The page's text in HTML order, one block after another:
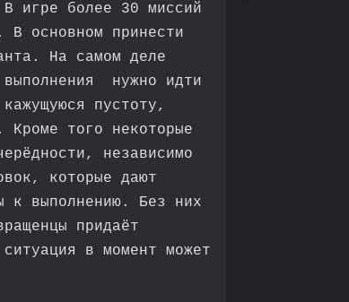
игре более 30 миссий
В основном принести
На самом деле
нужно идти
пустоту,
Кроме того некоторые
независимо
которые дают
к выполнению. Без них
придаёт
в момент может